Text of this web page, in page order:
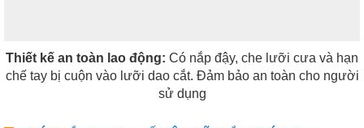
Thiết kế an toàn lao động: Có nắp đậy, che lưỡi cưa và hạn
chế tay bị cuộn vào lưỡi dao cắt. Đảm bảo an toàn cho người
sử dụng